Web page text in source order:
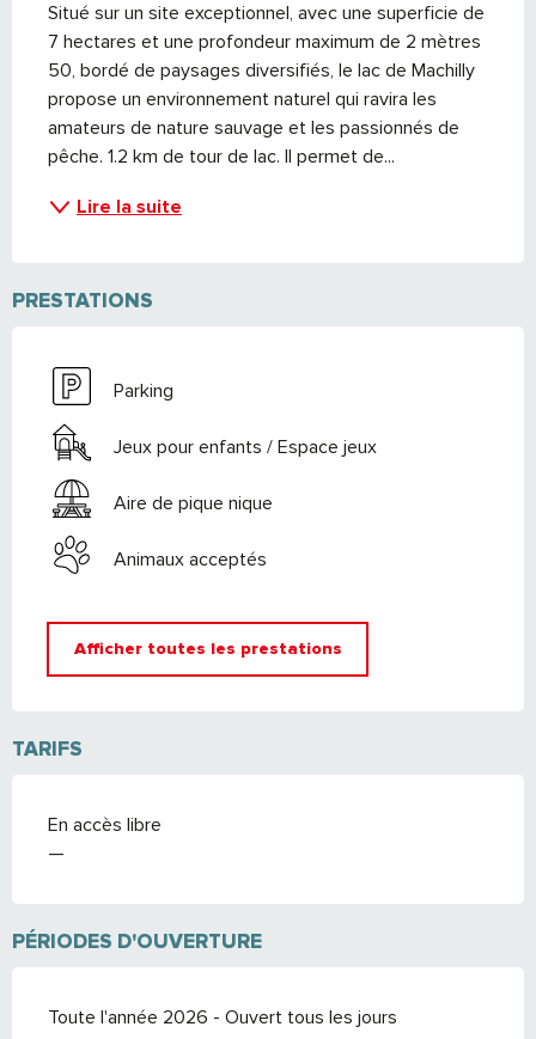
Situé sur un site exceptionnel, avec une superficie de
7 hectares et une profondeur maximum de 2 mètres
50, bordé de paysages diversifiés, le lac de Machilly
propose un environnement naturel qui ravira les
amateurs de nature sauvage et les passionnés de
pêche. 1.2 km de tour de lac. Il permet de...
Lire la suite
PRESTATIONS
Parking
Jeux pour enfants / Espace jeux
Aire de pique nique
Animaux acceptés
Afficher toutes les prestations
TARIFS
En accès libre
—
PÉRIODES D'OUVERTURE
Toute l'année 2026 - Ouvert tous les jours